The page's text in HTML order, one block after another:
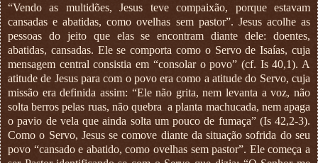
“Vendo as multidões, Jesus teve compaixão, porque estavam
cansadas e abatidas, como ovelhas sem pastor”. Jesus acolhe as
pessoas do jeito que elas se encontram diante dele: doentes,
abatidas, cansadas. Ele se comporta como o Servo de Isaías, cuja
mensagem central consistia em “consolar o povo” (cf. Is 40,1). A
atitude de Jesus para com o povo era como a atitude do Servo, cuja
missão era definida assim: “Ele não grita, nem levanta a voz, não
solta berros pelas ruas, não quebra a planta machucada, nem apaga
o pavio de vela que ainda solta um pouco de fumaça” (Is 42,2-3).
Como o Servo, Jesus se comove diante da situação sofrida do seu
povo “cansado e abatido, como ovelhas sem pastor”. Ele começa a